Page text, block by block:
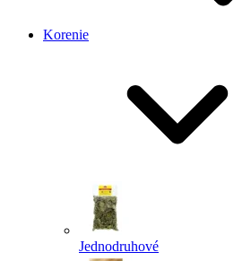
Korenie
Jednodruhové